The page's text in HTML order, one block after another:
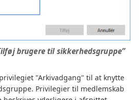
brugere til sikkerhedsgruppe”
"Arkivadgang" til at knytte
Privilegier til medlemskab